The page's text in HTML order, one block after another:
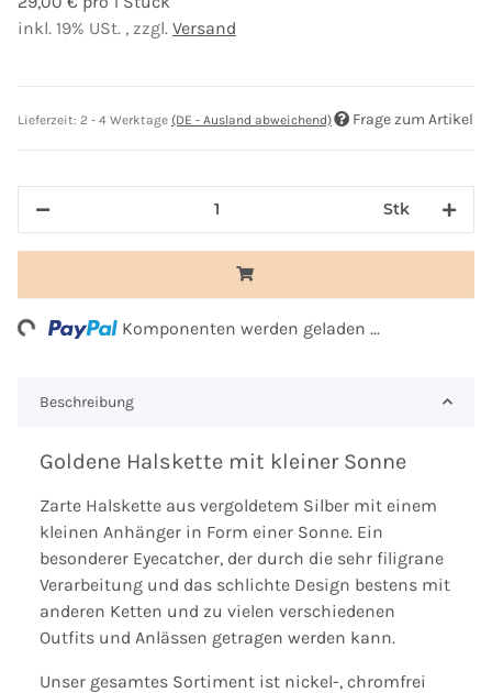
inkl. 19% USt. , zzgl. Versand
Lieferzeit: 2 - 4 Werktage (DE - Ausland abweichend) Frage zum Artikel
Stk
Komponenten werden geladen ...
Beschreibung
Goldene Halskette mit kleiner Sonne
Zarte Halskette aus vergoldetem Silber mit einem
kleinen Anhänger in Form einer Sonne. Ein
besonderer Eyecatcher, der durch die sehr filigrane
Verarbeitung und das schlichte Design bestens mit
anderen Ketten und zu vielen verschiedenen
Outfits und Anlässen getragen werden kann.
Unser gesamtes Sortiment ist nickel-, chromfrei